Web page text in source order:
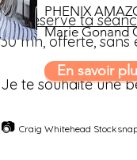
👉 Réserve ta
30 mn, offerte,
Je te souhaite une
📷 Craig Whitehead
PHENIX
Marie Gonand
En savoir